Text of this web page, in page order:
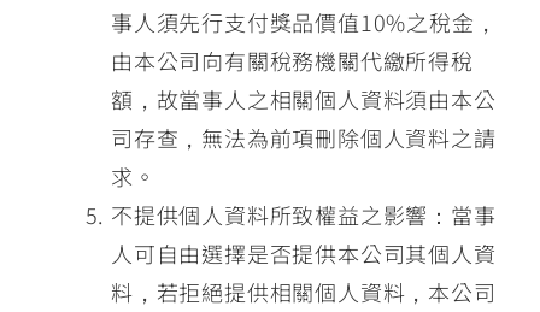
事人須先行支付獎品價值10%之稅金，
由本公司向有關稅務機關代繳所得稅
額，故當事人之相關個人資料須由本公
司存查，無法為前項刪除個人資料之請
求。
不提供個人資料所致權益之影響：當事
人可自由選擇是否提供本公司其個人資
料，若拒絕提供相關個人資料，本公司